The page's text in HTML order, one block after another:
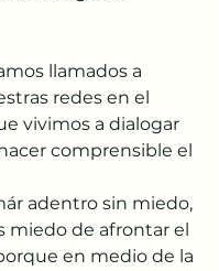
llamados a
redes en el
vivimos a dialogar
comprensible el
miedo de afrontar el
en medio de la